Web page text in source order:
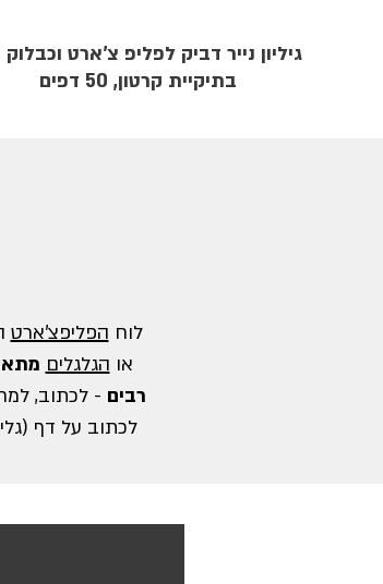
גיליון נייר דביק לפליפ צ'ארט וכבלוק
בתיקיית קרטון, 50 דפים
לוח הפליפצ'ארט
או הגלגלים
רבים - לכתוב,
לכתוב על דף